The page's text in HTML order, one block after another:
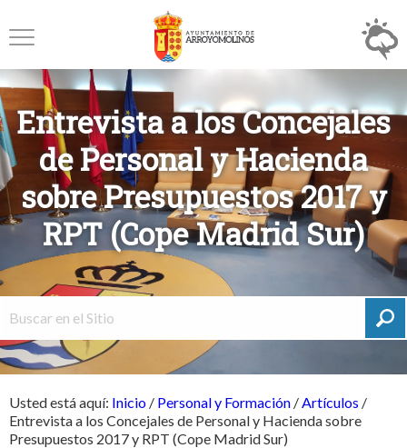
Entrevista a los Concejales
de Personal y Hacienda
sobre Presupuestos 2017 y
RPT (Cope Madrid Sur)
Usted está aquí: Inicio / Personal y Formación /Artículos /
Entrevista a los Concejales de Personal y Hacienda sobre
Presupuestos 2017 y RPT (Cope Madrid Sur)